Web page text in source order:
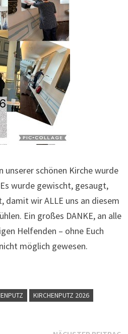
unserer schönen Kirche wurde
wurde gewischt, gesaugt,
damit wir ALLE uns an diesem
Ein großes DANKE, an alle
Helfenden – ohne Euch
möglich gewesen.
KIRCHENPUTZ 2026